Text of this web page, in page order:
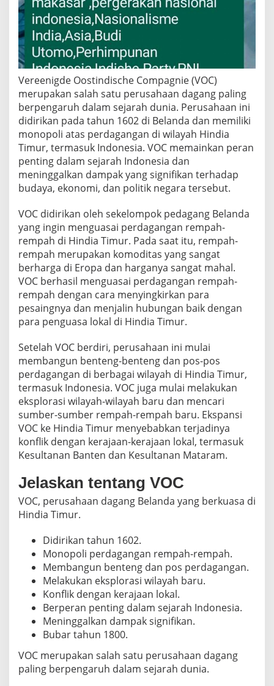
e
o
m
g
n
i
e
V
O
C
:
S
j
a
r
a
h
,
T
u
j
a
,
d
a
P
e
n
g
a
r
u
n
a
n
d
o
n
e
i
a
Vereenigde Oostindische Compagnie (VOC)
merupakan salah satu perusahaan dagang paling
berpengaruh dalam sejarah dunia. Perusahaan ini
didirikan pada tahun 1602 di Belanda dan memiliki
monopoli atas perdagangan di wilayah Hindia
Timur, termasuk Indonesia. VOC memainkan peran
penting dalam sejarah Indonesia dan
meninggalkan dampak yang signifikan terhadap
budaya, ekonomi, dan politik negara tersebut.
VOC didirikan oleh sekelompok pedagang Belanda
yang ingin menguasai perdagangan rempah-
rempah di Hindia Timur. Pada saat itu, rempah-
rempah merupakan komoditas yang sangat
berharga di Eropa dan harganya sangat mahal.
VOC berhasil menguasai perdagangan rempah-
rempah dengan cara menyingkirkan para
pesaingnya dan menjalin hubungan baik dengan
para penguasa lokal di Hindia Timur.
Setelah VOC berdiri, perusahaan ini mulai
membangun benteng-benteng dan pos-pos
perdagangan di berbagai wilayah di Hindia Timur,
termasuk Indonesia. VOC juga mulai melakukan
eksplorasi wilayah-wilayah baru dan mencari
sumber-sumber rempah-rempah baru. Ekspansi
VOC ke Hindia Timur menyebabkan terjadinya
konflik dengan kerajaan-kerajaan lokal, termasuk
Kesultanan Banten dan Kesultanan Mataram.
Jelaskan tentang VOC
VOC, perusahaan dagang Belanda yang berkuasa di
Hindia Timur.
Didirikan tahun 1602.
Monopoli perdagangan rempah-rempah.
Membangun benteng dan pos perdagangan.
Melakukan eksplorasi wilayah baru.
Konflik dengan kerajaan lokal.
Berperan penting dalam sejarah Indonesia.
Meninggalkan dampak signifikan.
Bubar tahun 1800.
VOC merupakan salah satu perusahaan dagang
paling berpengaruh dalam sejarah dunia.